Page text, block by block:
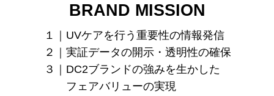
BRAND MISSION
１｜UVケアを行う重要性の情報発信
２｜実証データの開示・透明性の確保
３｜DC2ブランドの強みを生かした
フェアバリューの実現